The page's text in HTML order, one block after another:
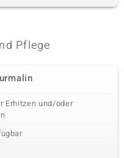
Pflege
Erhitzen und/oder